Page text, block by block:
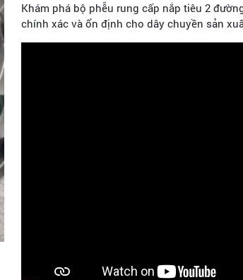
Khám phá bộ phễu rung cấp nắp tiêu 2
chính xác và ổn định cho dây chuyền sản